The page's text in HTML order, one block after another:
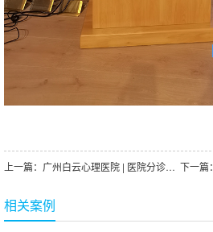
上一篇： 广州白云心理医院 | 医院分诊叫号系统 下一篇：
相关案例